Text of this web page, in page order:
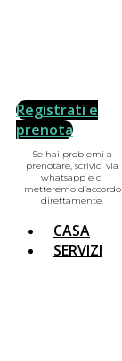
Registrati e
prenota
Se hai problemi a
prenotare, scrivici via
whatsapp e ci
metteremo d’accordo
direttamente.
CASA
SERVIZI